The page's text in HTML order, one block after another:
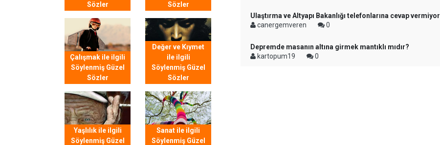
Sözler
Sözler
Çalışmak ile ilgili
Söylenmiş Güzel
Sözler
Değer ve Kıymet
ile ilgili
Söylenmiş Güzel
Sözler
Yaşlılık ile ilgili
Söylenmiş Güzel
Sanat ile ilgili
Söylenmiş Güzel
Ulaştırma ve Altyapı Bakanlığı telefonlarına cevap vermiyor
canergemveren
0
Depremde masanın altına girmek mantıklı mıdır?
kartopum19
0